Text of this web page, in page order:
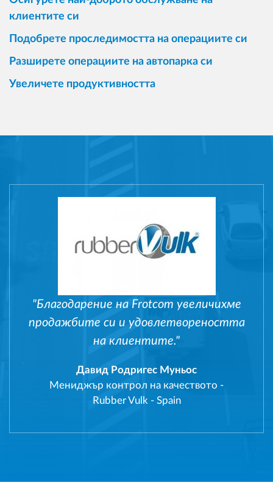
клиентите си
Подобрете проследимостта на операциите си
Разширете операциите на автопарка си
Увеличете продуктивността
"Благодарение на Frotcom увеличихме
продажбите си и удовлетвореността
на клиентите."
Давид Родригес Муньос
Мениджър контрол на качеството -
Rubber Vulk - Spain